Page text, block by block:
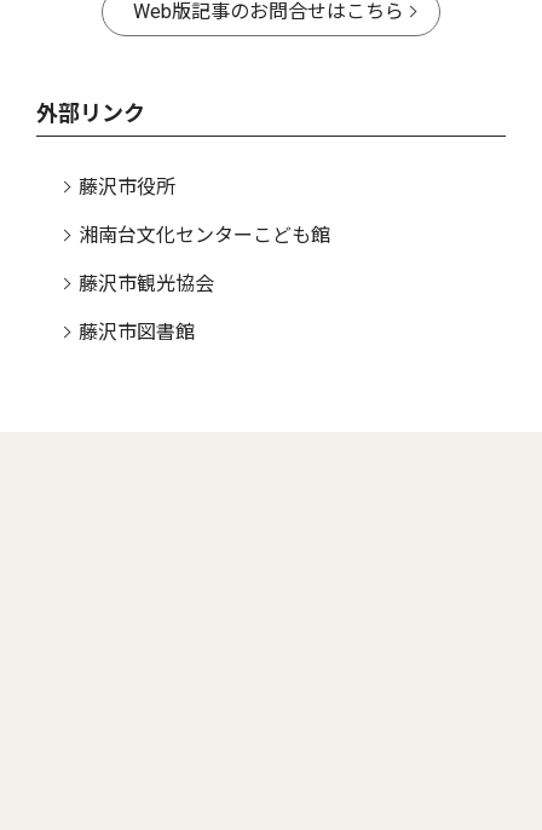
Web版記事のお問合せはこちら
外部リンク
藤沢市役所
湘南台文化センターこども館
藤沢市観光協会
藤沢市図書館